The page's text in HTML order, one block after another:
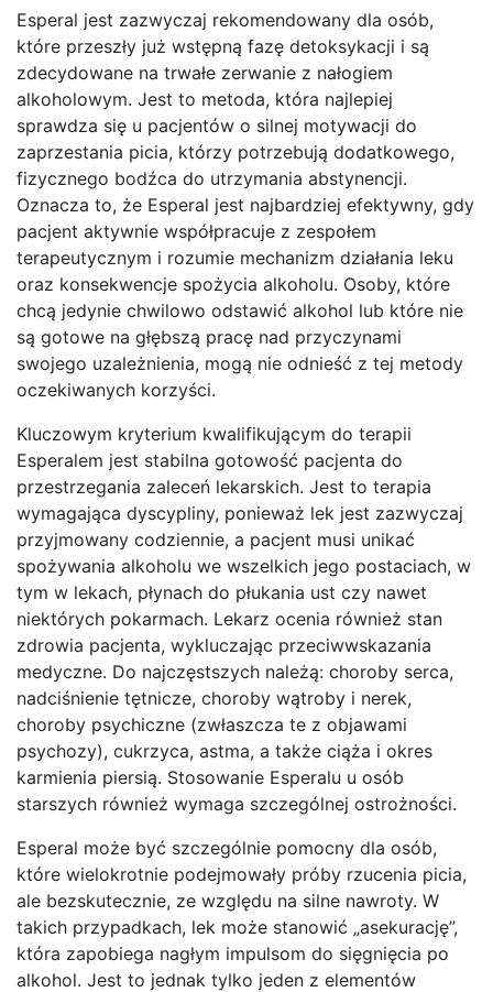
Esperal jest zazwyczaj rekomendowany dla osób,
które przeszły już wstępną fazę detoksykacji i są
zdecydowane na trwałe zerwanie z nałogiem
alkoholowym. Jest to metoda, która najlepiej
sprawdza się u pacjentów o silnej motywacji do
zaprzestania picia, którzy potrzebują dodatkowego,
fizycznego bodźca do utrzymania abstynencji.
Oznacza to, że Esperal jest najbardziej efektywny, gdy
pacjent aktywnie współpracuje z zespołem
terapeutycznym i rozumie mechanizm działania leku
oraz konsekwencje spożycia alkoholu. Osoby, które
chcą jedynie chwilowo odstawić alkohol lub które nie
są gotowe na głębszą pracę nad przyczynami
swojego uzależnienia, mogą nie odnieść z tej metody
oczekiwanych korzyści.
Kluczowym kryterium kwalifikującym do terapii
Esperalem jest stabilna gotowość pacjenta do
przestrzegania zaleceń lekarskich. Jest to terapia
wymagająca dyscypliny, ponieważ lek jest zazwyczaj
przyjmowany codziennie, a pacjent musi unikać
spożywania alkoholu we wszelkich jego postaciach, w
tym w lekach, płynach do płukania ust czy nawet
niektórych pokarmach. Lekarz ocenia również stan
zdrowia pacjenta, wykluczając przeciwwskazania
medyczne. Do najczęstszych należą: choroby serca,
nadciśnienie tętnicze, choroby wątroby i nerek,
choroby psychiczne (zwłaszcza te z objawami
psychozy), cukrzyca, astma, a także ciąża i okres
karmienia piersią. Stosowanie Esperalu u osób
starszych również wymaga szczególnej ostrożności.
Esperal może być szczególnie pomocny dla osób,
które wielokrotnie podejmowały próby rzucenia picia,
ale bezskutecznie, ze względu na silne nawroty. W
takich przypadkach, lek może stanowić „asekurację”,
która zapobiega nagłym impulsom do sięgnięcia po
alkohol. Jest to jednak tylko jeden z elementów